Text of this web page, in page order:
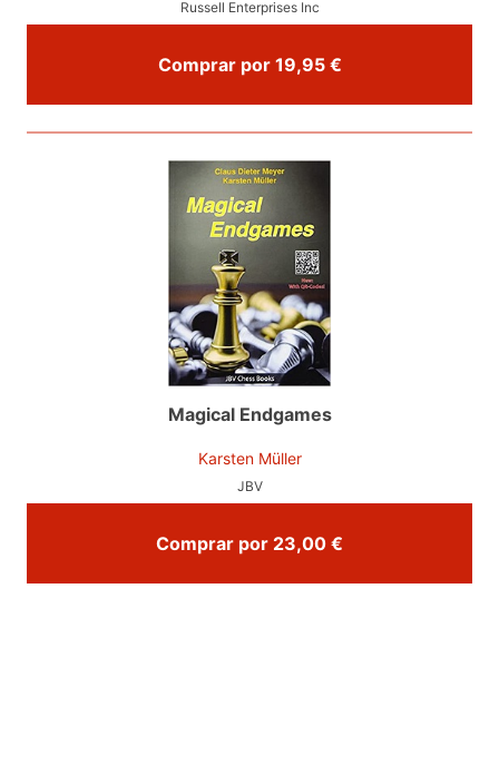
Russell Enterprises Inc
Comprar por 19,95 €
Magical Endgames
Karsten Müller
JBV
Comprar por 23,00 €